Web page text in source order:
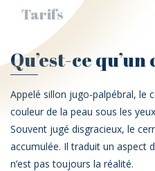
Tarifs
Qu’est-ce
Appelé sillon jugo-palpébral, le
couleur de la peau sous les
Souvent jugé disgracieux, le
accumulée. Il traduit un aspect
n’est pas toujours la réalité.